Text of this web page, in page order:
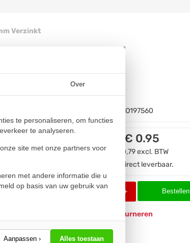
Verzinkt
Over
te personaliseren, om functies
te analyseren.
site met onze partners voor
met andere informatie die u
op basis van uw gebruik van
Aanpassen › Alles toestaan
Verzinkt
BO197560
€ 0.95
€ 0,79excl. BTW
Direct leverbaar.
+ Bestellen
retourneren